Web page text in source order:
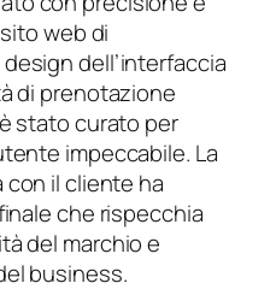
web di
dell’interfaccia
di prenotazione
stato curato per
impeccabile. La
il cliente ha
che rispecchia
del marchio e
business.